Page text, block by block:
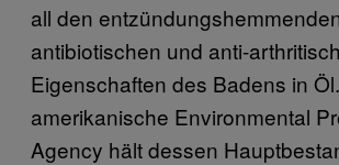
all den
antibiotischen und anti-
Eigenschaften des Badens in
amerikanische Environmental
Agency hält dessen